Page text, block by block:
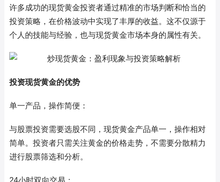
许多成功的现货黄金投资者通过精准的市场判断和恰当的
投资策略，在价格波动中实现了丰厚的收益。这不仅源于
个人的技能与经验，也与现货黄金市场本身的属性有关。
投资现货黄金的优势
单一产品，操作简便：
与股票投资需要选股不同，现货黄金产品单一，操作相对
简单。投资者只需关注黄金的价格走势，不需要分散精力
进行股票筛选和分析。
24小时双向交易：